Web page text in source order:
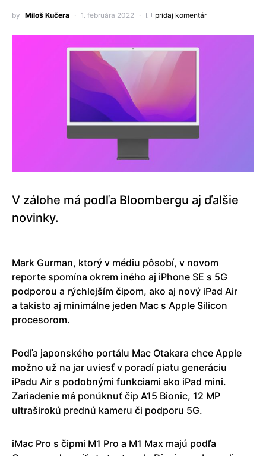
by Miloš Kučera 1. februára 2022 pridaj komentár
V zálohe má podľa Bloombergu aj ďalšie
novinky.
Mark Gurman, ktorý v médiu pôsobí, v novom
reporte spomína okrem iného aj iPhone SE s 5G
podporou a rýchlejším čipom, ako aj nový iPad Air
a takisto aj minimálne jeden Mac s Apple Silicon
procesorom.
Podľa japonského portálu Mac Otakara chce Apple
možno už na jar uviesť v poradí piatu generáciu
iPadu Air s podobnými funkciami ako iPad mini.
Zariadenie má ponúknuť čip A15 Bionic, 12 MP
ultraširokú prednú kameru či podporu 5G.
iMac Pro s čipmi M1 Pro a M1 Max majú podľa